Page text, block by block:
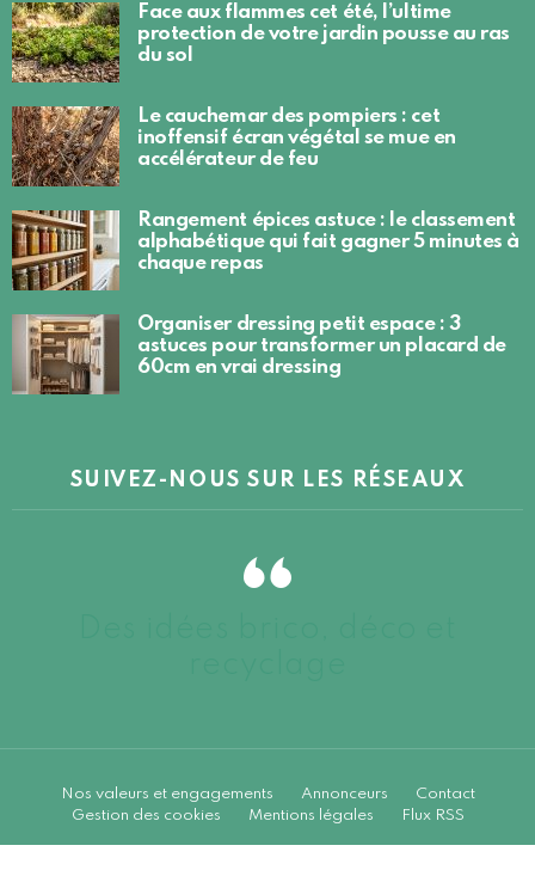
Face aux flammes cet été, l’ultime
protection de votre jardin pousse au ras
du sol
Le cauchemar des pompiers : cet
inoffensif écran végétal se mue en
accélérateur de feu
Rangement épices astuce : le classement
alphabétique qui fait gagner 5 minutes à
chaque repas
Organiser dressing petit espace : 3
astuces pour transformer un placard de
60cm en vrai dressing
SUIVEZ-NOUS SUR LES RÉSEAUX
Nos valeurs et engagements Annonceurs
Contact
Gestion des cookies
Mentions légales Flux RSS